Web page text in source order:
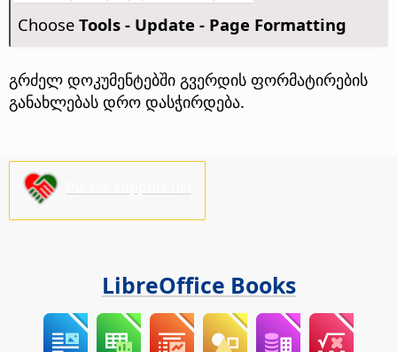
Choose Tools - Update - Page Formatting
გრძელ დოკუმენტებში გვერდის ფორმატირების
განახლებას დრო დასჭირდება.
LibreOffice Books